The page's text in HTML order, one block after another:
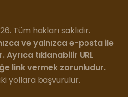
Tüm hakları saklıdır.
ve yalnızca e-posta ile
Ayrıca tıklanabilir URL
link vermekzorunludur.
yollara başvurulur.